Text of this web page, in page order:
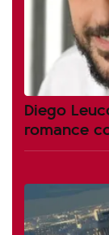
Diego
romance